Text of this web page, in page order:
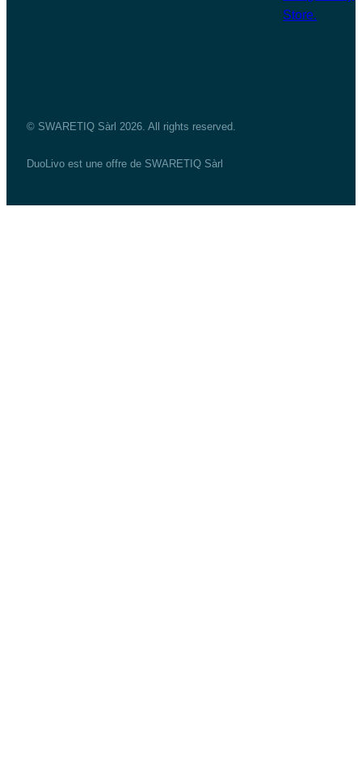
© SWARETIQ Sàrl 2026. All rights reserved.
DuoLivo est une offre de SWARETIQ Sàrl